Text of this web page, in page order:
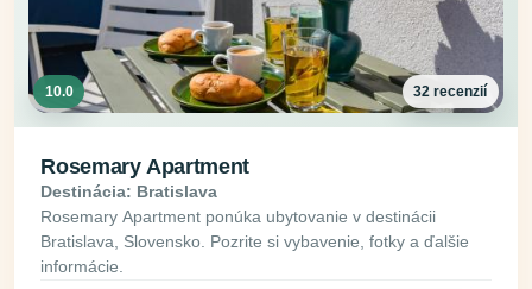
10.0 32 recenzií
Rosemary Apartment
Destinácia: Bratislava
Rosemary Apartment ponúka ubytovanie v destinácii
Bratislava, Slovensko. Pozrite si vybavenie, fotky a ďalšie
informácie.